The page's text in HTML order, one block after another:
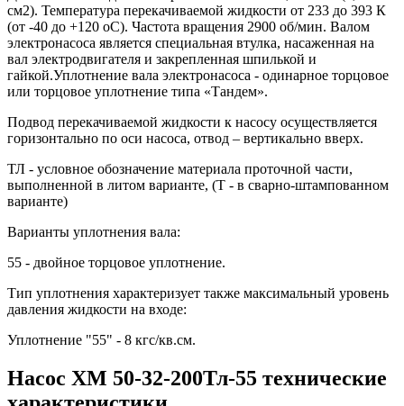
см2). Температура перекачиваемой жидкости от 233 до 393 К
(от -40 до +120 оС). Частота вращения 2900 об/мин. Валом
электронасоса является специальная втулка, насаженная на
вал электродвигателя и закрепленная шпилькой и
гайкой.Уплотнение вала электронасоса - одинарное торцовое
или торцовое уплотнение типа «Тандем».
Подвод перекачиваемой жидкости к насосу осуществляется
горизонтально по оси насоса, отвод – вертикально вверх.
ТЛ - условное обозначение материала проточной части,
выполненной в литом варианте, (Т - в сварно-штампованном
варианте)
Варианты уплотнения вала:
55 - двойное торцовое уплотнение.
Тип уплотнения характеризует также максимальный уровень
давления жидкости на входе:
Уплотнение "55" - 8 кгс/кв.см.
Насос ХМ 50-32-200Тл-55 технические